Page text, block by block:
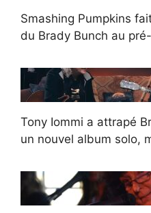
Smashing Pumpkins
du Brady Bunch au
Tony Iommi a attrapé
un nouvel album solo,